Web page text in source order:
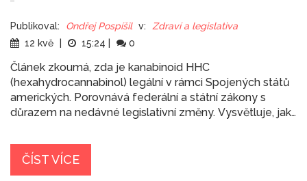
Publikoval: Ondřej Pospíšil v:
Zdraví a legislativa
12 kvě
15:24 0
Článek zkoumá, zda je kanabinoid HHC
(hexahydrocannabinol) legální v rámci Spojených států
amerických. Porovnává federální a státní zákony s
důrazem na nedávné legislativní změny. Vysvětluje, jak
Také se podíváme na to, jak se HHC liší od jiných
populárních kanabinoidů jako je THC a CBD. Tento
článek nabízí užitečné informace pro každého, kdo se
ČÍST VÍCE